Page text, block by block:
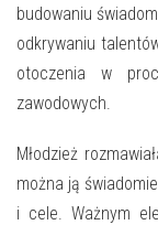
O NAS
budowaniu
odkrywaniu
otoczenia w
zawodowych.
Młodzież
można ją
i cele. Ważnym